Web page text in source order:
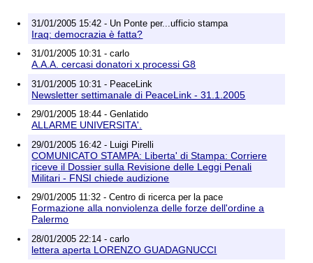
Richieste di rimozione
31/01/2005 15:42 - Un Ponte per...ufficio stampa
Iraq: democrazia è fatta?
31/01/2005 10:31 - carlo
A.A.A. cercasi donatori x processi G8
31/01/2005 10:31 - PeaceLink
Newsletter settimanale di PeaceLink - 31.1.2005
29/01/2005 18:44 - Genlatido
ALLARME UNIVERSITA'.
29/01/2005 16:42 - Luigi Pirelli
COMUNICATO STAMPA: Liberta' di Stampa: Corriere
riceve il Dossier sulla Revisione delle Leggi Penali
Militari - FNSI chiede audizione
29/01/2005 11:32 - Centro di ricerca per la pace
Formazione alla nonviolenza delle forze dell'ordine a
Palermo
28/01/2005 22:14 - carlo
lettera aperta LORENZO GUADAGNUCCI